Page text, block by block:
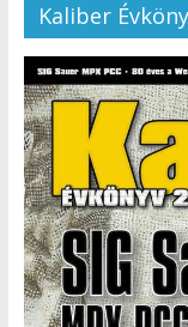
Kaliber